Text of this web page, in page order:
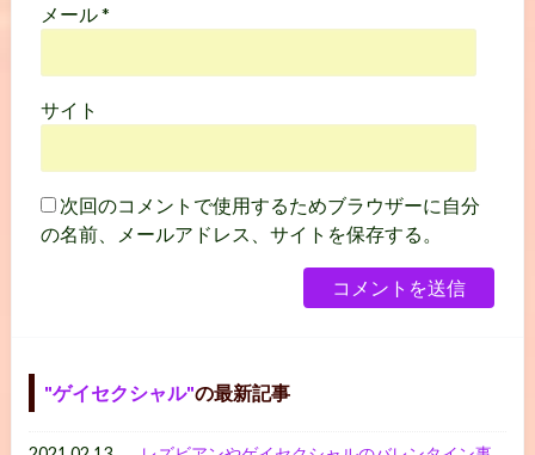
メール*
サイト
次回のコメントで使用するためブラウザーに自分
の名前、メールアドレス、サイトを保存する。
ゲイセクシャル の最新記事